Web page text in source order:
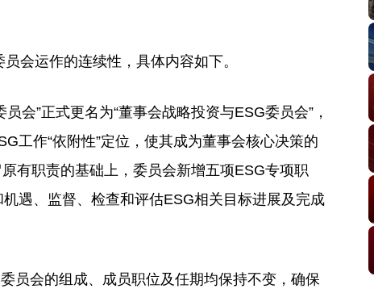
会运作的连续性，具体内容如下。
”正式更名为“董事会战略投资与ESG委员会”，
工作“依附性”定位，使其成为董事会核心决策的
有职责的基础上，委员会新增五项ESG专项职
遇、监督、检查和评估ESG相关目标进展及完成
会的组成、成员职位及任期均保持不变，确保